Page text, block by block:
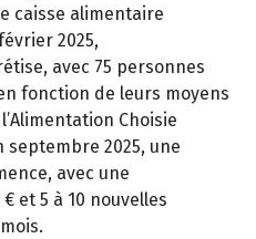
caisse alimentaire
2025,
avec 75 personnes
fonction de leurs moyens
Choisie
septembre 2025, une
avec une
et 5 à 10 nouvelles